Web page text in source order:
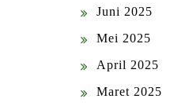
Juni 2025
Mei 2025
April 2025
Maret 2025